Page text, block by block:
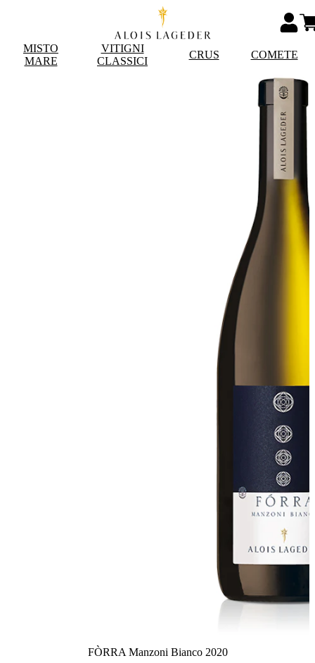
MISTO
MARE
VITIGNI
CLASSICI
CRUS COMETE
FÒRRA Manzoni Bianco 2020